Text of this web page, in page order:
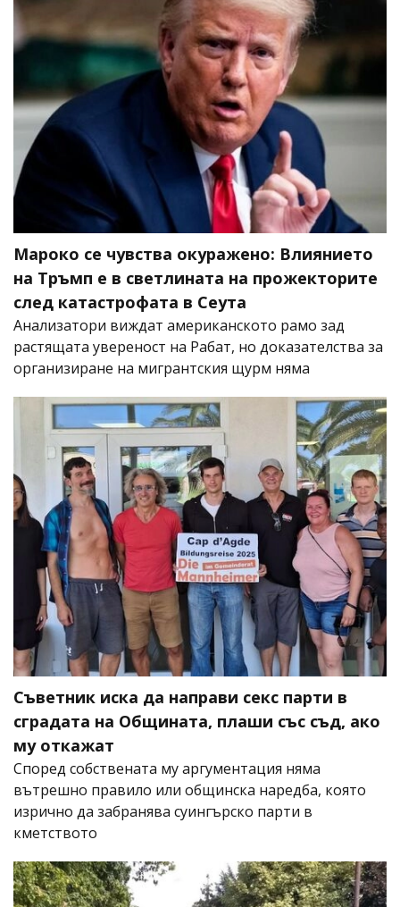
Мароко се чувства окуражено: Влиянието
на Тръмп е в светлината на прожекторите
след катастрофата в Сеута
Анализатори виждат американското рамо зад
растящата увереност на Рабат, но доказателства за
организиране на мигрантския щурм няма
Съветник иска да направи секс парти в
сградата на Общината, плаши със съд, ако
му откажат
Според собствената му аргументация няма
вътрешно правило или общинска наредба, която
изрично да забранява суингърско парти в
кметството